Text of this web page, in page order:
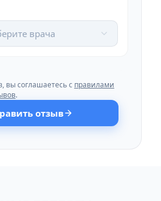
врача
вы соглашаетесь с правилами
.
отзыв